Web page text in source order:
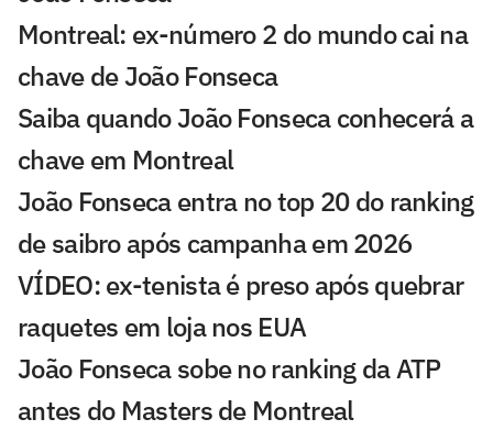
Montreal: ex-número 2 do mundo cai na
chave de João Fonseca
Saiba quando João Fonseca conhecerá a
chave em Montreal
João Fonseca entra no top 20 do ranking
de saibro após campanha em 2026
VÍDEO: ex-tenista é preso após quebrar
raquetes em loja nos EUA
João Fonseca sobe no ranking da ATP
antes do Masters de Montreal